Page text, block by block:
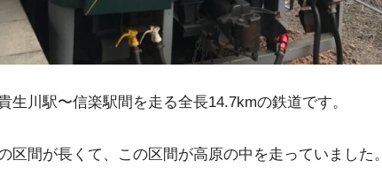
生川駅〜信楽駅間を走る全長14.7kmの鉄道です。
区間が長くて、この区間が高原の中を走っていました。